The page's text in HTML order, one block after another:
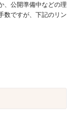
、公開準備中などの理
数ですが、下記のリン